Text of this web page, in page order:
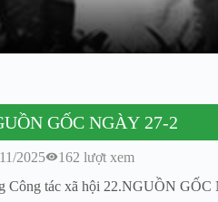
GỐC NGÀY 27-2
2025
162 lượt xem
Công tác xã hội 22.NGUỒN